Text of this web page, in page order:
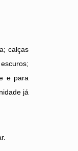
calças
e para
já